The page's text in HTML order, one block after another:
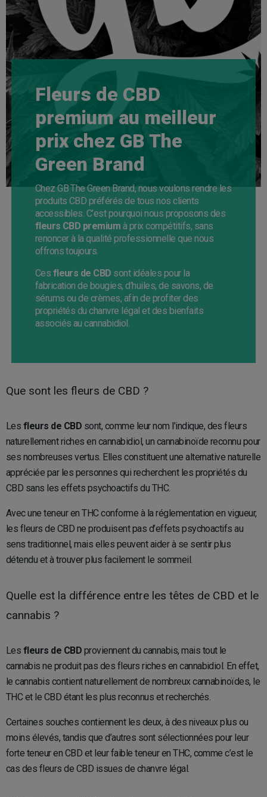
Fleurs de CBD
premium au meilleur
prix chez GB The
Green Brand
Chez GB The Green Brand, nous voulons rendre les
produits CBD préférés de tous nos clients
accessibles. C’est pourquoi nous proposons des
fleurs CBD premium à prix compétitifs, sans
renoncer à la qualité professionnelle que nous
offrons toujours.
Ces fleurs de CBD sont idéales pour la
fabrication de bougies, d’huiles, de savons, de
sérums ou de crèmes, afin de profiter des
propriétés du chanvre légal et des bienfaits
associés au cannabidiol.
Que sont les fleurs de CBD ?
Les fleurs de CBD sont, comme leur nom l’indique, des fleurs
naturellement riches en cannabidiol, un cannabinoïde reconnu pour
ses nombreuses vertus. Elles constituent une alternative naturelle
appréciée par les personnes qui recherchent les propriétés du
CBD sans les effets psychoactifs du THC.
Avec une teneur en THC conforme à la réglementation en vigueur,
les fleurs de CBD ne produisent pas d’effets psychoactifs au
sens traditionnel, mais elles peuvent aider à se sentir plus
détendu et à trouver plus facilement le sommeil.
Quelle est la différence entre les têtes de CBD et le
cannabis ?
Les fleurs de CBD proviennent du cannabis, mais tout le
cannabis ne produit pas des fleurs riches en cannabidiol. En effet,
le cannabis contient naturellement de nombreux cannabinoïdes, le
THC et le CBD étant les plus reconnus et recherchés.
Certaines souches contiennent les deux, à des niveaux plus ou
moins élevés, tandis que d’autres sont sélectionnées pour leur
forte teneur en CBD et leur faible teneur en THC, comme c’est le
cas des fleurs de CBD issues de chanvre légal.